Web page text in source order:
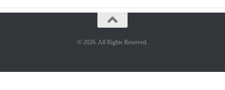
© 2026. All Rights Reserved.